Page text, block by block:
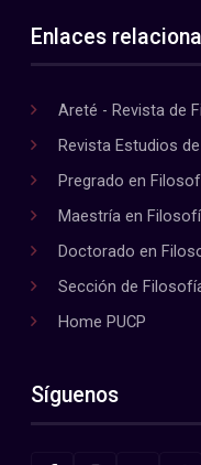
Enlaces
Areté - Revista de
Revista Estudios
Pregrado en
Maestría en
Doctorado en
Sección de
Home PUCP
Síguenos